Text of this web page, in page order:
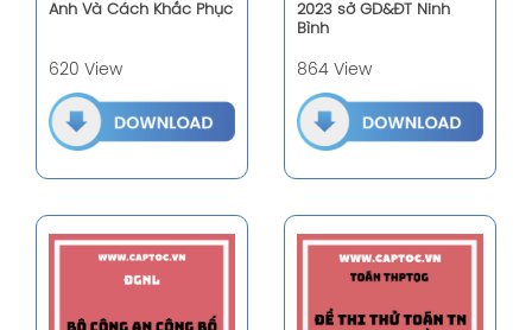
Anh Và Cách Khắc Phục
620 View
2023 sở GD&ĐT Ninh
Bình
864 View